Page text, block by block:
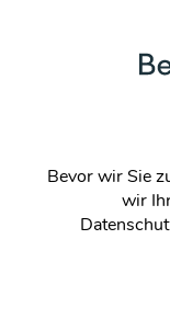
Bevor wir Sie
wir